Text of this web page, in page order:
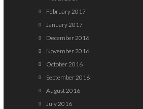
February 2017
January 2017
December 2016
November 2016
October 2016
September 2016
August 2016
July 2016